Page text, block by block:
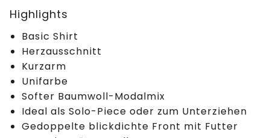
Highlights
Basic Shirt
Herzausschnitt
Kurzarm
Unifarbe
Softer Baumwoll-Modalmix
Ideal als Solo-Piece oder zum Unterziehen
Gedoppelte blickdichte Front mit Futter